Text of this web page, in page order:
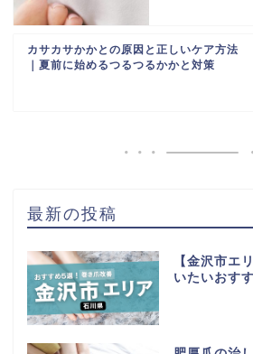
カサカサかかとの原因と正しいケア方法
｜夏前に始めるつるつるかかと対策
最新の投稿
【金沢市エ
いたいおす